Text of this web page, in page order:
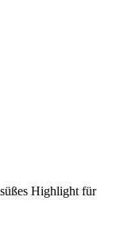
Highlight für